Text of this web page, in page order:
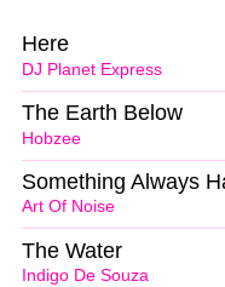
DJ Planet Express
Here
Hobzee
The Earth Below
Art Of Noise
Something Always
Indigo De Souza
The Water